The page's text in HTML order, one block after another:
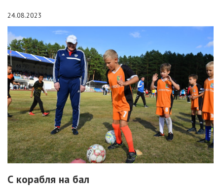
24.08.2023
С корабля на бал